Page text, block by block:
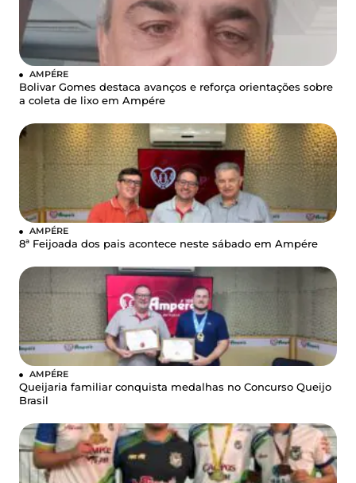
AMPÉRE
Bolivar Gomes destaca avanços e reforça orientações sobre
a coleta de lixo em Ampére
AMPÉRE
8ª Feijoada dos pais acontece neste sábado em Ampére
AMPÉRE
Queijaria familiar conquista medalhas no Concurso Queijo
Brasil